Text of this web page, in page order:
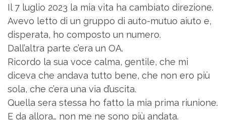
Il 7 luglio 2023 la mia vita ha cambiato direzione.
Avevo letto di un gruppo di auto-mutuo aiuto e,
disperata, ho composto un numero.
Dall’altra parte c’era un OA.
Ricordo la sua voce calma, gentile, che mi
diceva che andava tutto bene, che non ero più
sola, che c’era una via d’uscita.
Quella sera stessa ho fatto la mia prima riunione.
E da allora… non me ne sono più andata.